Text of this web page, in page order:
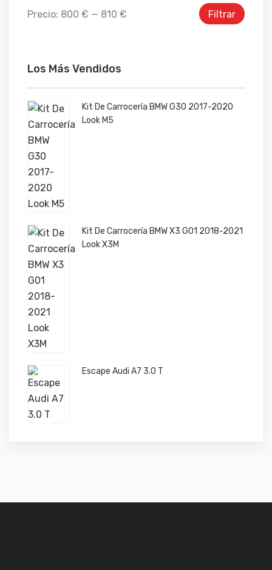
Filtrar
Precio: 800 € — 810 €
Los Más Vendidos
Kit De Carrocería BMW G30 2017-2020
Look M5
Kit De Carrocería BMW X3 G01 2018-2021
Look X3M
Escape Audi A7 3.0 T